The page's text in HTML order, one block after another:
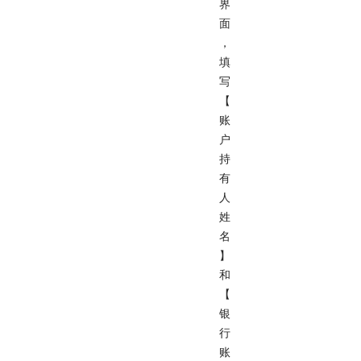
界
面
，
填
写
【
账
户
持
有
人
姓
名
】
和
【
银
行
账